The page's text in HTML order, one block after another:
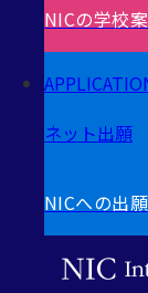
NICの学校
ネット出願
NICへの出